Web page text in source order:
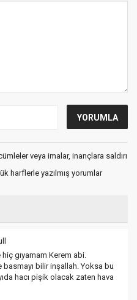
veya imalar, inançlara saldırı
harflerle yazılmış yorumlar
hiç gıyamam Kerem abi.
basmayı bilir inşallah. Yoksa bu
hacı pişik olacak zaten hava